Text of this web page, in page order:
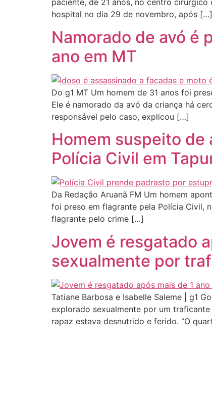
paciente, de 21 anos, no centro
hospital no dia 29 de novembro, após […]
Namorado de avó é
ano em MT
Do g1 MT Um homem de 31 anos foi
Ele é namorado da avó da criança há
responsável pelo caso, explicou […]
Homem suspeito de
Polícia Civil em
Da Redação Aruanã FM Um homem
foi preso em flagrante pela Polícia Civil,
flagrante pelo crime […]
Jovem é resgatado
sexualmente por
Tatiane Barbosa e Isabelle Saleme | g1
explorado sexualmente por um
rapaz estava desnutrido e ferido. “O